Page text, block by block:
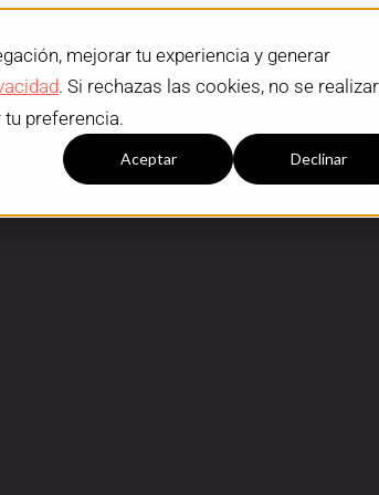
mejorar tu experiencia y generar
. Si rechazas las cookies, no se
preferencia.
Aceptar Declinar